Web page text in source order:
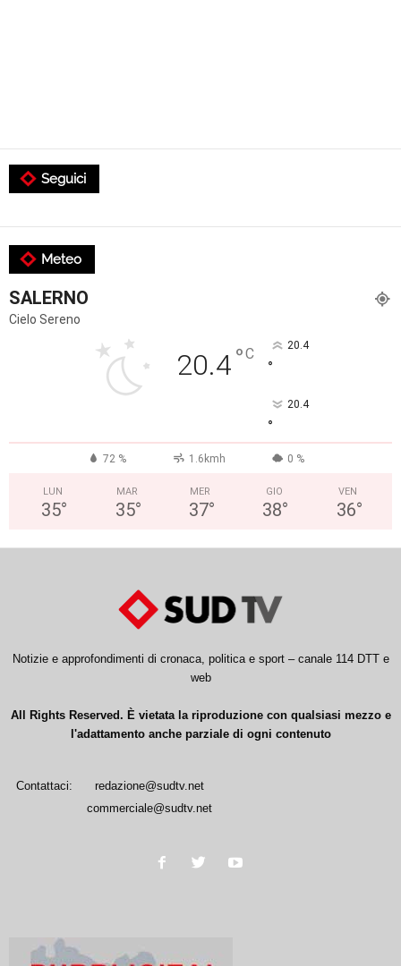
Seguici
Meteo
SALERNO
Cielo Sereno
20.4°C 20.4
°
20.4
°
72 % 1.6kmh 0 %
LUN
35°
MAR
35°
MER
37°
GIO
38°
VEN
36°
Notizie e approfondimenti di cronaca, politica e sport – canale 114 DTT e
web
All Rights Reserved. È vietata la riproduzione con qualsiasi mezzo e
l'adattamento anche parziale di ogni contenuto
Contattaci:
redazione@sudtv.net
commerciale@sudtv.net